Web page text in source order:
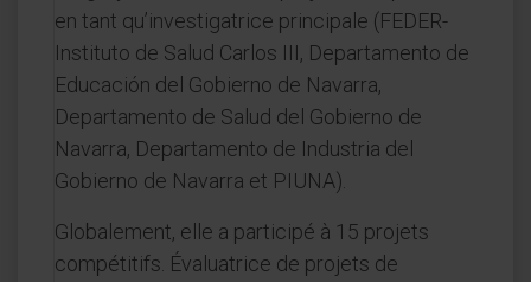
en tant qu’investigatrice principale (FEDER-
Instituto de Salud Carlos III, Departamento de
Educación del Gobierno de Navarra,
Departamento de Salud del Gobierno de
Navarra, Departamento de Industria del
Gobierno de Navarra et PIUNA).
Globalement, elle a participé à 15 projets
compétitifs. Évaluatrice de projets de